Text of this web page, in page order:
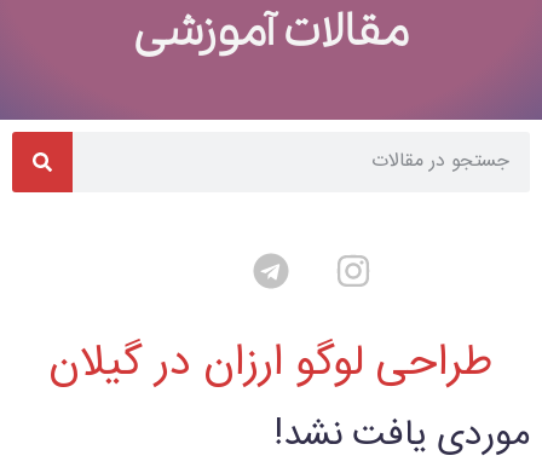
مقالات آموزشی
طراحی لوگو ارزان در گیلان
موردی یافت نشد!